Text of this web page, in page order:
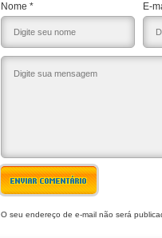
Nome * E-
ENVIAR COMENTÁRIO
O seu endereço de e-mail não será